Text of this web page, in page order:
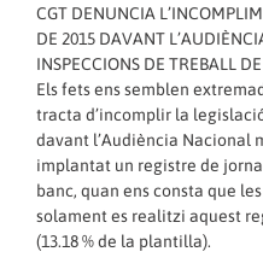
CGT DENUNCIA
DE 2015 DAVANT
INSPECCIONS DE TREBALL DE
Els fets ens semblen
tracta d’incomplir la
davant l’Audiència Nacional
implantat un registre de
banc, quan ens consta que
solament es realitzi aquest
(13.18 % de la plantilla).